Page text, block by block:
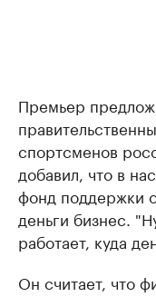
Премьер
спортсменов
добавил, что в
фонд поддержки
деньги бизнес.
работает, куда
Он считает, что